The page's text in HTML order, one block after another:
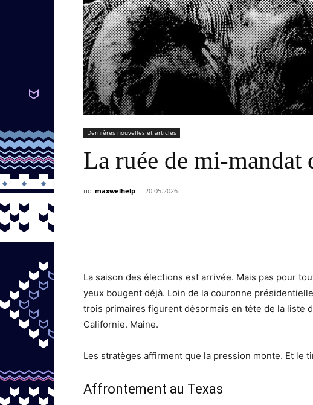
Dernières nouvelles et articles
La ruée de mi-
по maxwelhelp - 20.05.2026
La saison des élections est arrivée. Mais pas pour
yeux bougent déjà. Loin de la couronne
trois primaires figurent désormais en tête de la liste
Californie. Maine.
Les stratèges affirment que la pression monte. Et le
Affrontement au Texas